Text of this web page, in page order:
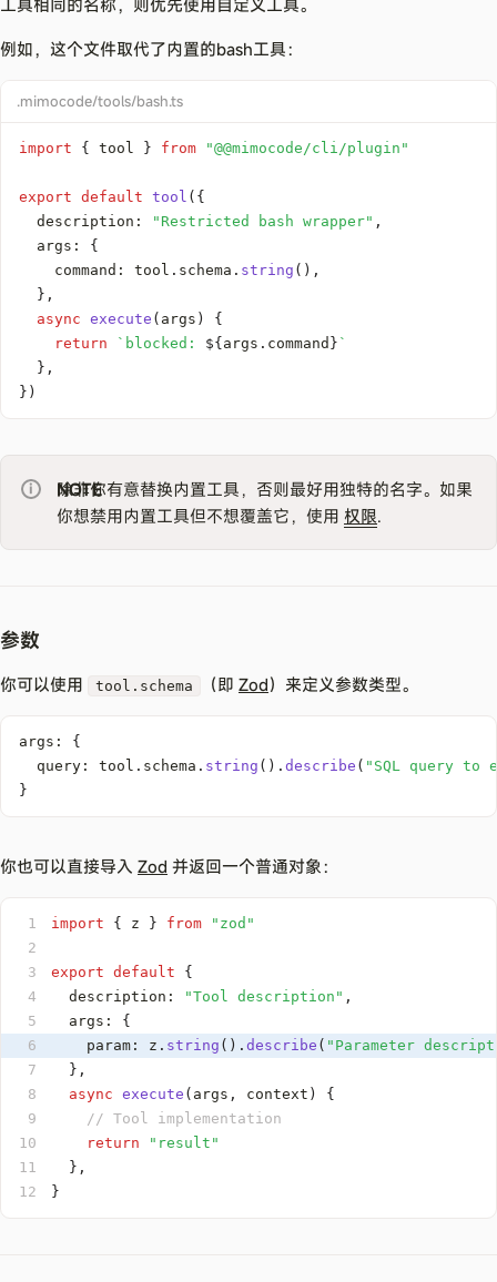
工具相同的名称，则优先使用自定义工具。
例如，这个文件取代了内置的bash工具：
.mimocode/tools/bash.ts
import { tool } from "@@mimocode/cli/plugin"
export default tool ( {
  description
: "Restricted bash wrapper" ,
  args
:
{
    command
: tool . schema . string ( ) ,
} ,
async execute ( args )
{
return
` blocked: ${ args . command } `
} ,
} )
NOTE
除非你有意替换内置工具，否则最好用独特的名字。如果
你想禁用内置工具但不想覆盖它，使用 权限.
参数
你可以使用 tool.schema （即 Zod）来定义参数类型。
args :
{
  query
: tool . schema . string ( ) . describe ( "SQL query to
}
你也可以直接导入 Zod 并返回一个普通对象：
1 import { z } from
"zod"
2
3
export default
{
4
  description
: "Tool description" ,
5
  args
:
{
6
    param
: z . string ( ) .describe ( "Parameter
7
} ,
8
async execute ( args , context )
{
9
// Tool implementation
10
return
"result"
11
} ,
12
}